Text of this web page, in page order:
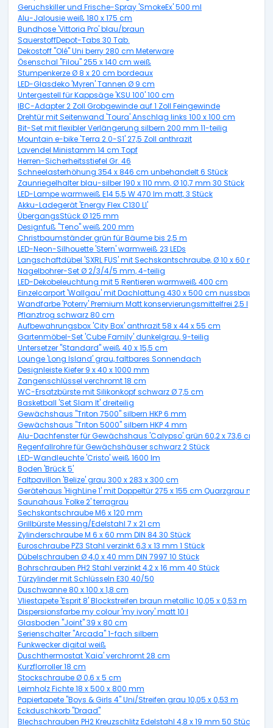
Geruchskiller und Frische-Spray 'SmokeEx' 500 ml
Alu-Jalousie weiß 180 x 175 cm
Bundhose 'Vittoria Pro' blau/braun
SauerstoffDepot-Tabs 30 Tab.
Dekostoff "Olé" Uni berry 280 cm Meterware
Ösenschal "Filou" 255 x 140 cm weiß
Stumpenkerze Ø 8 x 20 cm bordeaux
LED-Glasdeko 'Myren' Tannen Ø 9 cm
Untergestell für Kappsäge 'KSU 100' 100 cm
IBC-Adapter 2 Zoll Grobgewinde auf 1 Zoll Feingewinde
Drehtür mit Seitenwand 'Toura' Anschlag links 100 x 100 cm
Bit-Set mit flexibler Verlängerung silbern 200 mm 11-teilig
Mountain e-bike 'Terra 2.0-S1' 27,5 Zoll anthrazit
Lavendel Ministamm 14 cm Topf
Herren-Sicherheitsstiefel Gr. 46
Schneelasterhöhung 354 x 846 cm unbehandelt 6 Stück
Zaunriegelhalter blau-silber 190 x 110 mm, Ø 10,7 mm 30 Stück
LED-Lampe warmweiß E14 5,5 W 470 lm matt, 3 Stück
Akku-Ladegerät 'Energy Flex C130 LI'
ÜbergangsStück Ø 125 mm
Designfuß "Teno" weiß 200 mm
Christbaumständer grün für Bäume bis 2,5 m
LED-Neon-Silhouette 'Stern' warmweiß 23 LEDs
Langschaftdübel 'SXRL FUS' mit Sechskantschraube, Ø 10 x 60 mm,
Nagelbohrer-Set Ø 2/3/4/5 mm, 4-teilig
LED-Dekobeleuchtung mit 5 Rentieren warmweiß 400 cm
Einzelcarport 'Wallgau' mit Dachlattung 430 x 500 cm nussbaum
Wandfarbe 'Poterry' Premium Matt konservierungsmittelfrei 2,5 l
Pflanztrog schwarz 80 cm
Aufbewahrungsbox 'City Box' anthrazit 58 x 44 x 55 cm
Gartenmöbel-Set 'Cube Family' dunkelgrau, 9-teilig
Untersetzer "Standard" weiß 40 x 15,5 cm
Lounge 'Long Island' grau, faltbares Sonnendach
Designleiste Kiefer 9 x 40 x 1000 mm
Zangenschlüssel verchromt 18 cm
WC-Ersatzbürste mit Silikonkopf schwarz Ø 7,5 cm
Basketball 'Set Slam It' dreiteilig
Gewächshaus "Triton 7500" silbern HKP 6 mm
Gewächshaus "Triton 5000" silbern HKP 4 mm
Alu-Dachfenster für Gewächshaus 'Calypso' grün 60,2 x 73,6 cm
Regenfallrohre für Gewächshäuser schwarz 2 Stück
LED-Wandleuchte 'Cristo' weiß 1600 lm
Boden 'Brück 5'
Faltpavillon 'Belize' grau 300 x 283 x 300 cm
Gerätehaus 'HighLine 1' mit Doppeltür 275 x 155 cm Quarzgrau
Saunahaus 'Folke 2' terragrau
Sechskantschraube M6 x 120 mm
Grillbürste Messing/Edelstahl 7 x 21 cm
Zylinderschraube M 6 x 60 mm DIN 84 30 Stück
Euroschraube PZ3 Stahl verzinkt 6,3 x 13 mm 1 Stück
Dübelschrauben Ø 4,0 x 40 mm DIN 7997 10 Stück
Bohrschrauben PH2 Stahl verzinkt 4,2 x 16 mm 40 Stück
Türzylinder mit Schlüsseln E30 40/50
Duschwanne 80 x 100 x 1,8 cm
Vliestapete 'Esprit 8' Blockstreifen braun metallic 10,05 x 0,53 m
Dispersionsfarbe my colour 'my ivory' matt 10 l
Glasboden "Joint" 39 x 80 cm
Serienschalter "Arcada" 1-fach silbern
Funkwecker digital weiß
Duschthermostat 'Kaia' verchromt 28 cm
Kurzflorroller 18 cm
Stockschraube Ø 0,6 x 5 cm
Leimholz Fichte 18 x 500 x 800 mm
Papiertapete "Boys & Girls 4" Uni/Streifen grau 10,05 x 0,53 m
Eckduschkorb "Draad"
Blechschrauben PH2 Kreuzschlitz Edelstahl 4,8 x 19 mm 50 Stück